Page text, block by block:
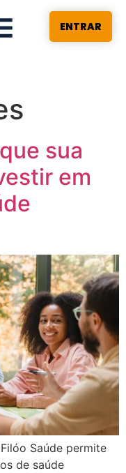
ENTRAR
sua
em
Saúde permite
de saúde